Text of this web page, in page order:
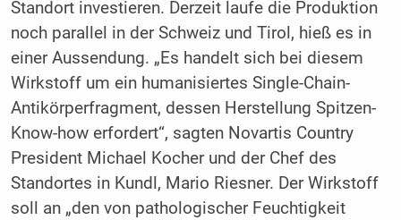
Standort investieren. Derzeit laufe die Produktion
noch parallel in der Schweiz und Tirol, hieß es in
einer Aussendung. „Es handelt sich bei diesem
Wirkstoff um ein humanisiertes Single-Chain-
Antikörperfragment, dessen Herstellung Spitzen-
Know-how erfordert“, sagten Novartis Country
President Michael Kocher und der Chef des
Standortes in Kundl, Mario Riesner. Der Wirkstoff
soll an „den von pathologischer Feuchtigkeit